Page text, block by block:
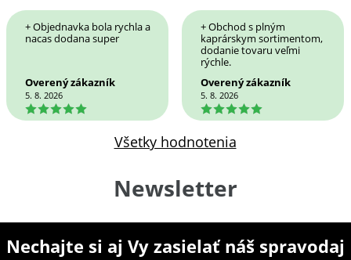
+ Objednavka bola rychla a
nacas dodana super
Overený zákazník
5. 8. 2026
5
+ Obchod s plným
kaprárskym sortimentom,
dodanie tovaru veľmi
rýchle.
Overený zákazník
5. 8. 2026
5
Všetky hodnotenia
Newsletter
Nechajte si aj Vy zasielať náš spravodaj